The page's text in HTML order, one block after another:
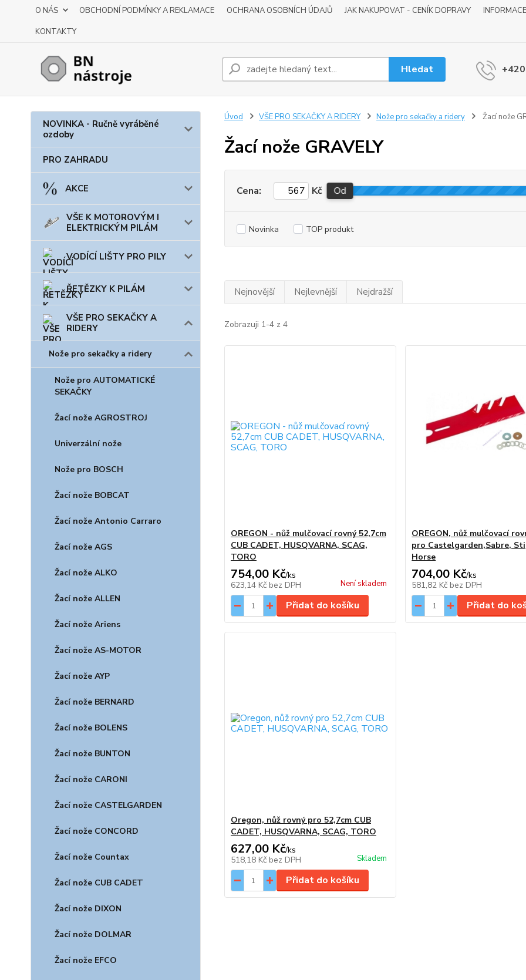
O NÁS OBCHODNÍ PODMÍNKY A REKLAMACE OCHRANA OSOBNÍCH ÚDAJŮ JAK NAKUPOVAT - CENÍK DOPRAVY
KONTAKTY
Hledat
NOVINKA - Ručně vyráběné
ozdoby
PRO ZAHRADU
AKCE
VŠE K MOTOROVÝM I
ELEKTRICKÝM PILÁM
VODÍCÍ LIŠTY PRO PILY
ŘETĚZKY K PILÁM
VŠE PRO SEKAČKY A
RIDERY
Nože pro sekačky a ridery
Nože pro AUTOMATICKÉ
SEKAČKY
Žací nože AGROSTROJ
Univerzální nože
Nože pro BOSCH
Žací nože BOBCAT
Žací nože Antonio Carraro
Žací nože AGS
Žací nože ALKO
Žací nože ALLEN
Žací nože Ariens
Žací nože AS-MOTOR
Žací nože AYP
Žací nože BERNARD
Žací nože BOLENS
Žací nože BUNTON
Žací nože CARONI
Žací nože CASTELGARDEN
Žací nože CONCORD
Žací nože Countax
Žací nože CUB CADET
Žací nože DIXON
Žací nože DOLMAR
Žací nože EFCO
Úvod VŠE PRO SEKAČKY A RIDERY Nože pro sekačky a ridery Žací nože
Žací nože GRAVELY
Cena: Kč Od
Novinka TOP produkt
Nejnovější Nejlevnější Nejdražší
Zobrazuji 1-4 z 4
OREGON - nůž mulčovací rovný 52,7cm
CUB CADET, HUSQVARNA, SCAG,
TORO
754,00 Kč/ks
623,14 Kč bez DPH Není skladem
Přidat do košíku
OREGON, nůž mulčovací
pro Castelgarden,Sabre,
Horse
704,00 Kč/ks
581,82 Kč bez DPH
Přidat do
Oregon, nůž rovný pro 52,7cm CUB
CADET, HUSQVARNA, SCAG, TORO
627,00 Kč/ks
518,18 Kč bez DPH Skladem
Přidat do košíku